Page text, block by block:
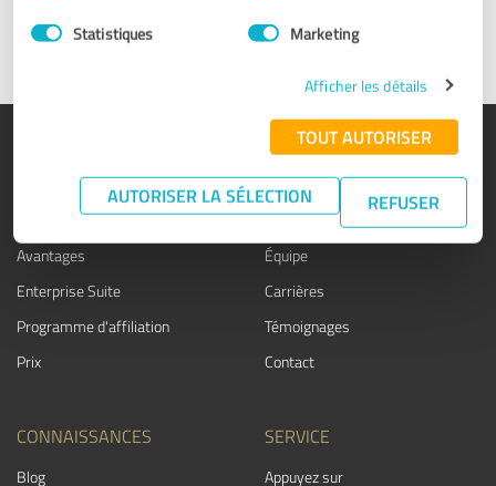
Statistiques Marketing
Afficher les détails
TOUT AUTORISER
AUTORISER LA SÉLECTION REFUSER
Joints d'étanchéité
Enquêtes auprès des clients
Avantages
Enterprise Suite
Programme d'affiliation
Prix
A PROPOS DE NOUS
Pourquoi ProvenExpert ?
Notre entreprise
Équipe
Carrières
Témoignages
Contact
CONNAISSANCES
Blog
SERVICE
Appuyez sur